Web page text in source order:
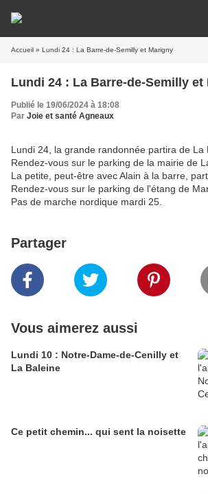
Accueil » Lundi 24 : La Barre-de-Semilly et Marigny
Lundi 24 : La Barre-de-Semilly et
Publié le 19/06/2024 à 18:08
Par Joie et santé Agneaux
Lundi 24, la grande randonnée partira de La
Rendez-vous sur le parking de la mairie de
La petite, peut-être avec Alain à la barre,
Rendez-vous sur le parking de l'étang de
Pas de marche nordique mardi 25.
Partager
Vous aimerez aussi
Lundi 10 : Notre-Dame-de-Cenilly et
La Baleine
Ce petit chemin... qui sent la noisette